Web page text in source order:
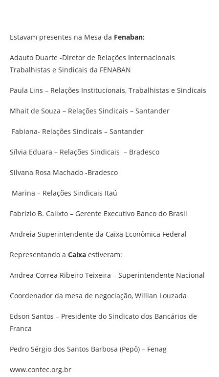
Estavam presentes na Mesa da Fenaban:
Adauto Duarte -Diretor de Relações Internacionais
Trabalhistas e Sindicais da FENABAN
Paula Lins – Relações Institucionais, Trabalhistas e Sindicais
Mhait de Souza – Relações Sindicais – Santander
Fabiana- Relações Sindicais – Santander
Sílvia Eduara – Relações Sindicais – Bradesco
Silvana Rosa Machado -Bradesco
Marina – Relações Sindicais Itaú
Fabrizio B. Calixto – Gerente Executivo Banco do Brasil
Andreia Superintendente da Caixa Econômica Federal
Representando a Caixa estiveram:
Andrea Correa Ribeiro Teixeira – Superintendente Nacional
Coordenador da mesa de negociação, Willian Louzada
Edson Santos – Presidente do Sindicato dos Bancários de
Franca
Pedro Sérgio dos Santos Barbosa (Pepô) – Fenag
www.contec.org.br